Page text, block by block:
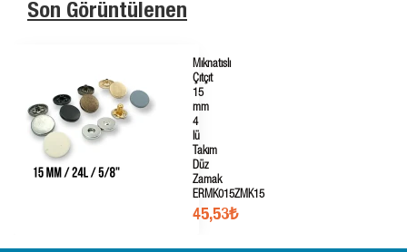
Son Görüntülenen
Mıknatıslı
Çıtçıt
15
mm
4
lü
Takım
Düz
Zamak
ERMK015ZMK15
45,53₺